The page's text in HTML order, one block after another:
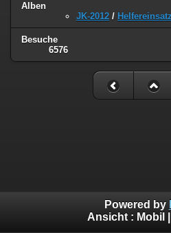
Alben
JK-2012 / Helfereinsatz
Besuche
6576
Powered by
Ansicht : Mobil